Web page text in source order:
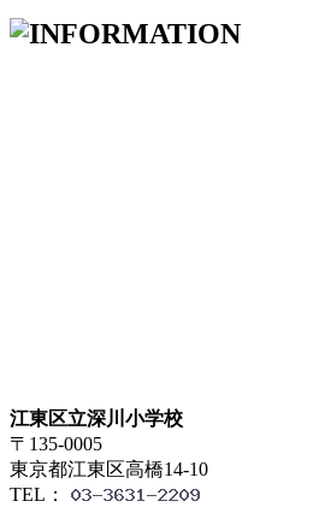
江東区立深川小学校
〒135-0005
東京都江東区高橋14-10
TEL：